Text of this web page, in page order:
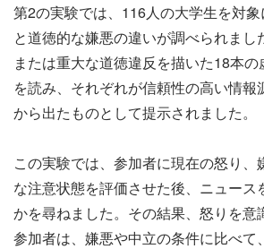
第2の実験では、116人の大学生を対象
と道徳的な嫌悪の違いが調べられまし
または重大な道徳違反を描いた18本
を読み、それぞれが信頼性の高い情報
から出たものとして提示されました。
この実験では、参加者に現在の怒り、
な注意状態を評価させた後、ニュース
かを尋ねました。その結果、怒りを意
参加者は、嫌悪や中立の条件に比べて